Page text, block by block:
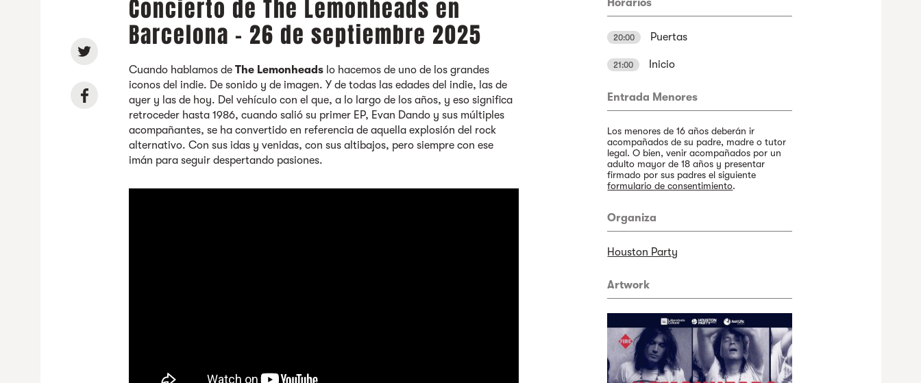
Concierto de The Lemonheads en
Barcelona - 26 de septiembre 2025
Cuando hablamos deThe Lemonheads lo hacemos de uno de los grandes
iconos del indie. De sonido y de imagen. Y de todas las edades del indie, las de
ayer y las de hoy. Del vehículo con el que, a lo largo de los años, y eso significa
retroceder hasta 1986, cuando salió su primer EP, Evan Dando y sus múltiples
acompañantes, se ha convertido en referencia de aquella explosión del rock
alternativo. Con sus idas y venidas, con sus altibajos, pero siempre con ese
imán para seguir despertando pasiones.
Horarios
20:00 Puertas
21:00 Inicio
Entrada Menores
Los menores de 16 años deberán ir
acompañados de su padre, madre o tutor
legal. O bien, venir acompañados por un
adulto mayor de 18 años y presentar
firmado por sus padres el siguiente
formulario de consentimiento.
Organiza
Houston Party
Artwork